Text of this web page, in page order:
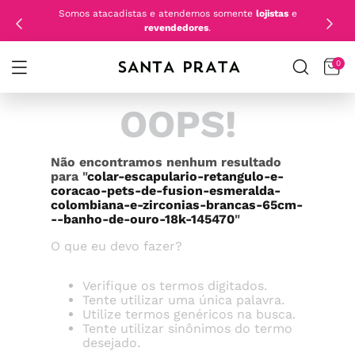
Somos atacadistas e atendemos somente lojistase
revendedores.
0
OOPS!
Não encontramos nenhum resultado
para "colar-escapulario-retangulo-e-
coracao-pets-de-fusion-esmeralda-
colombiana-e-zirconias-brancas-65cm-
--banho-de-ouro-18k-145470"
O que eu devo fazer?
Verifique os termos digitados.
Tente utilizar uma única palavra.
Utilize termos genéricos na busca.
Tente utilizar sinônimos do termo
desejado.